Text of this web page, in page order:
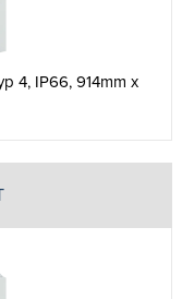
4, IP66, 914mm x